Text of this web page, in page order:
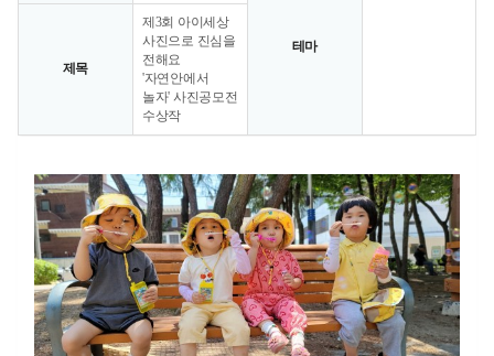
테마
제목
제3회 아이세상
사진으로 진심을
전해요
'자연안에서
놀자' 사진공모전
수상작